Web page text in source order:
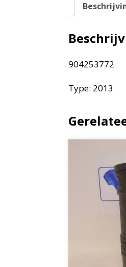
904253772
Type: 2013